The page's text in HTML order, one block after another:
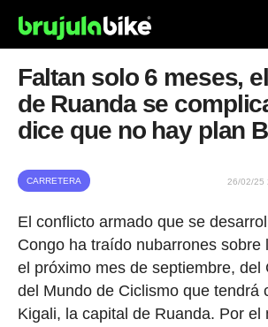
Faltan solo 6 meses,
de Ruanda se
dice que no hay plan B
CARRETERA 26/02/25
El conflicto armado que se
Congo ha traído nubarrones sobre
el próximo mes de septiembre, del
del Mundo de Ciclismo que tendrá
Kigali, la capital de Ruanda. Por el